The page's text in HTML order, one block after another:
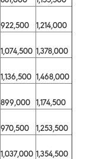
922,500
1,214,000
1,074,500 1,378,000
1,136,500 1,468,000
899,000
1,174,500
970,500
1,253,500
1,037,000 1,354,500